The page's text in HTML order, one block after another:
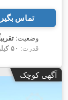
تماس
وضعیت:
قدرت: ۵۰ کیلووات (۶۷٫۹۸ اسب بخار)
,
برداشت‌کن عقب,
آگهی کوچک